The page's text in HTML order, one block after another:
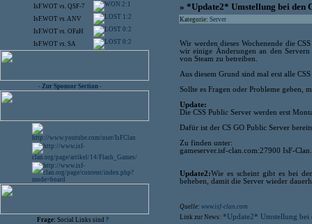
IsF.WOT vs. QSF-7 2:1
IsF.WOT vs.ANV 1:2
IsF.WOT vs. OFaH 0:2
IsF.WOT vs. SA 0:2
- Zur Sponsor Section -
Frage: Social Links sind ?
» *Update2* Umstellung bei den
Kategorie: Server
Wir werden dieses Wochenende die
wir einige Änderungen an den
von Steam zu betreiben.
Aus diesem Grund sind mal erst alle
Sollte es Fragen oder Probleme geben,
Update:
Die CSS Public Server werden erst
Dafür ist der CS GO Public Server
Zu finden unter:
gameserver.isf-clan.com:27900 IsF-
Update2:Wie es scheint gibt es bei
beheben, damit die Server wieder
Quelle: www.isf-clan.com
Link zur News: *Update2* Umstellung bei